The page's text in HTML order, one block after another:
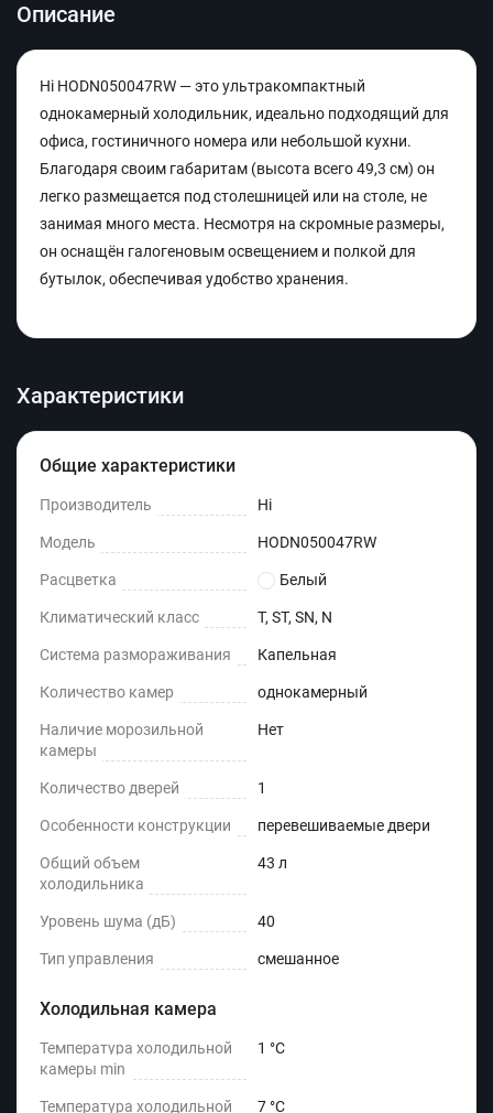
Описание
Hi HODN050047RW — это ультракомпактный
однокамерный холодильник, идеально подходящий для
офиса, гостиничного номера или небольшой кухни.
Благодаря своим габаритам (высота всего 49,3 см) он
легко размещается под столешницей или на столе, не
занимая много места. Несмотря на скромные размеры,
он оснащён галогеновым освещением и полкой для
бутылок, обеспечивая удобство хранения.
Характеристики
Общие характеристики
Производитель Hi
Модель HODN050047RW
Расцветка Белый
Климатический класс T, ST, SN, N
Система размораживания Капельная
Количество камер однокамерный
Наличие морозильной
камеры
Нет
Количество дверей 1
Особенности конструкции перевешиваемые двери
Общий объем
холодильника
43 л
Уровень шума (дБ) 40
Тип управления смешанное
Холодильная камера
Температура холодильной
камеры min
1 °C
Температура холодильной 7 °C